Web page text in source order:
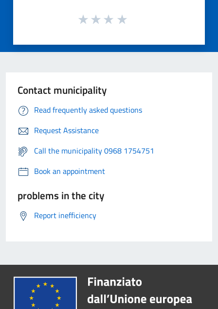
Contact municipality
Read frequently asked questions
Request Assistance
Call the municipality 0968 1754751
Book an appointment
problems in the city
Report inefficiency